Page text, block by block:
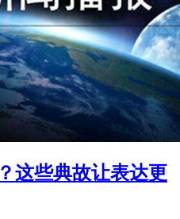
这些典故让表达更